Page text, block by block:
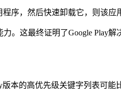
序，然后快速卸载它，则该应
。这最终证明了Google Play
本的高优先级关键字列表可能